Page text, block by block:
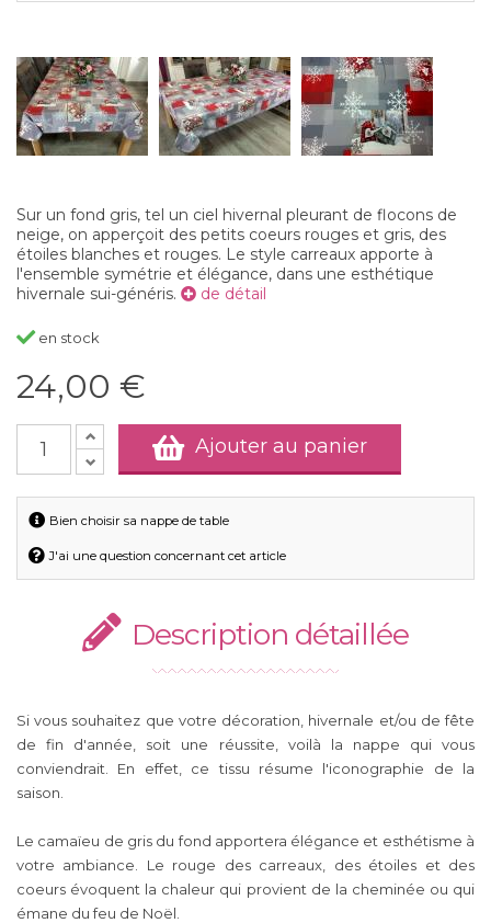
Sur un fond gris, tel un ciel hivernal pleurant de flocons de
neige, on apperçoit des petits coeurs rouges et gris, des
étoiles blanches et rouges. Le style carreaux apporte à
l'ensemble symétrie et élégance, dans une esthétique
hivernale sui-généris.
de détail
en stock
24,00 €
Ajouter au panier
Bien choisir sa nappe de table
J'ai une question concernant cet article
Description détaillée
Si vous souhaitez que votre décoration, hivernale et/ou de fête
de fin d'année, soit une réussite, voilà la nappe qui vous
conviendrait. En effet, ce tissu résume l'iconographie de la
saison.
Le camaïeu de gris du fond apportera élégance et esthétisme à
votre ambiance. Le rouge des carreaux, des étoiles et des
coeurs évoquent la chaleur qui provient de la cheminée ou qui
émane du feu de Noël.